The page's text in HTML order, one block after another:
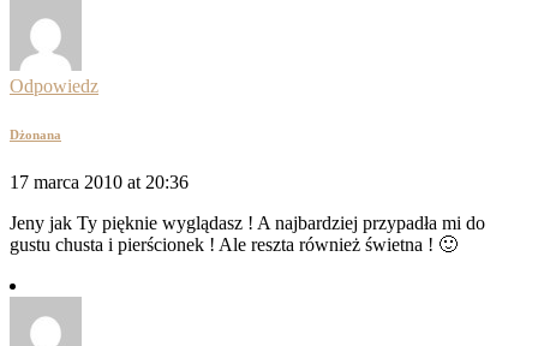
Odpowiedz
Dżonana
17 marca 2010 at 20:36
Jeny jak Ty pięknie wyglądasz ! A najbardziej przypadła mi do
gustu chusta i pierścionek ! Ale reszta również świetna ! 🙂